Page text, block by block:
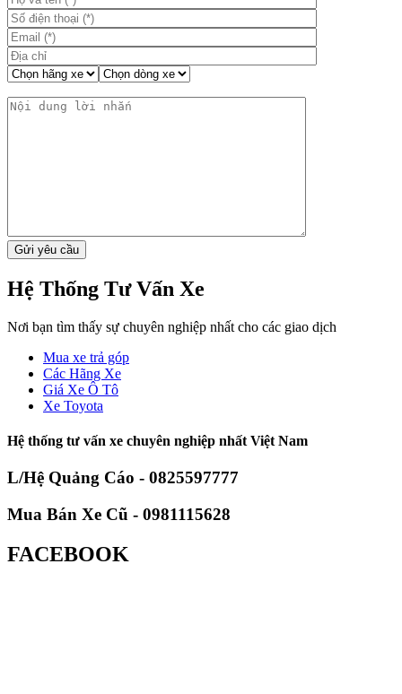
Hệ Thống Tư Vấn Xe
Nơi bạn tìm thấy sự chuyên nghiệp nhất cho các giao dịch
Mua xe trả góp
Các Hãng Xe
Giá Xe Ô Tô
Xe Toyota
Hệ thống tư vấn xe chuyên nghiệp nhất Việt Nam
L/Hệ Quảng Cáo - 0825597777
Mua Bán Xe Cũ - 0981115628
FACEBOOK